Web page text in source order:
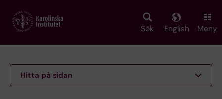
main
Sök English Meny
Hitta på sidan